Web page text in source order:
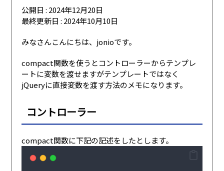
公開日 : 2024年12月20日
最終更新日 : 2024年10月10日
みなさんこんにちは、jonioです。
compact関数を使うとコントローラーからテンプレ
ートに変数を渡せますがテンプレートではなく
jQueryに直接変数を渡す方法のメモになります。
コントローラー
compact関数に下記の記述をしたとします。